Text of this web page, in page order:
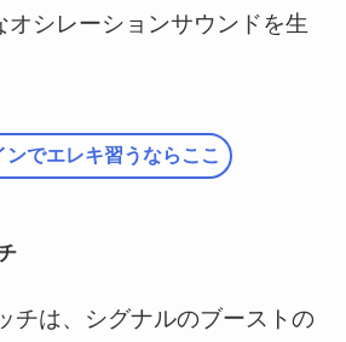
オシレーションサウンドを生
ンでエレキ習うならここ
チは、シグナルのブーストの